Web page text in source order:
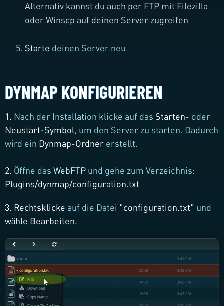
Alternativ kannst du auch per FTP mit Filezilla
oder Winscp auf deinen Server zugreifen
Starte deinen Server neu
DYNMAP KONFIGURIEREN
1. Nach der Installation klicke auf das Starten- oder
Neustart-Symbol, um den Server zu starten. Dadurch
wird ein Dynmap-Ordner erstellt.
2. Öffne das WebFTP und gehe zum Verzeichnis:
Plugins/dynmap/configuration.txt
3. Rechtsklicke auf die Datei "configuration.txt" und
wähle Bearbeiten.